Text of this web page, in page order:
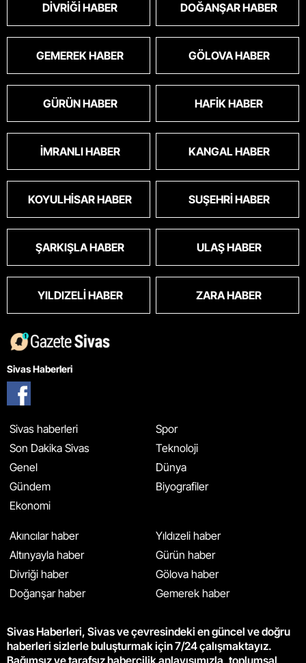
DIVRIĞI HABER DOĞANŞAR HABER
GEMEREK HABER GÖLOVA HABER
GÜRÜN HABER HAFIK HABER
İMRANLI HABER KANGAL HABER
KOYULHISAR HABER SUŞEHRI HABER
ŞARKIŞLA HABER ULAŞ HABER
YILDIZELI HABER ZARA HABER
Sivas Haberleri
Sivas haberleri
Son Dakika Sivas
Genel
Gündem
Ekonomi
Spor
Teknoloji
Dünya
Biyografiler
Akıncılar haber
Altınyayla haber
Divriği haber
Doğanşar haber
Yıldızeli haber
Gürün haber
Gölova haber
Gemerek haber
Sivas Haberleri, Sivas ve çevresindeki en güncel ve doğru
haberleri sizlerle buluşturmak için 7/24 çalışmaktayız.
Bağımsız ve tarafsız habercilik anlayışımızla, toplumsal